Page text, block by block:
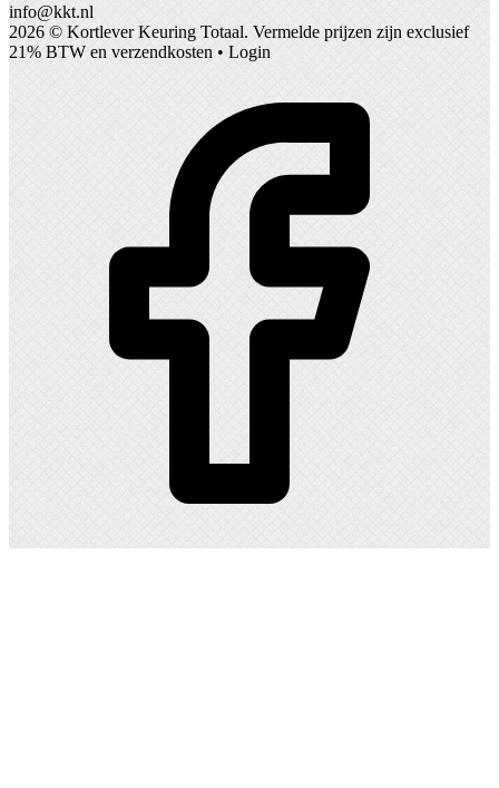
info@kkt.nl
2026 © Kortlever Keuring Totaal. Vermelde prijzen zijn exclusief
21% BTW en verzendkosten • Login